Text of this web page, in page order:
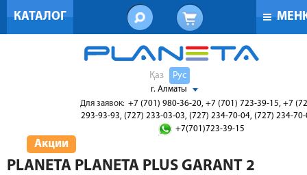
КАТАЛОГ
Қаз Рус
г. Алматы
Для заявок: +7 (701) 980-36-20, +7 (701) 723-39-15, +7
293-93-93, (727) 233-03-03, (727) 234-70-04, (727) 234-
+7(701)723-39-15
Акции
PLANETA PLANETA PLUS GARANT 2